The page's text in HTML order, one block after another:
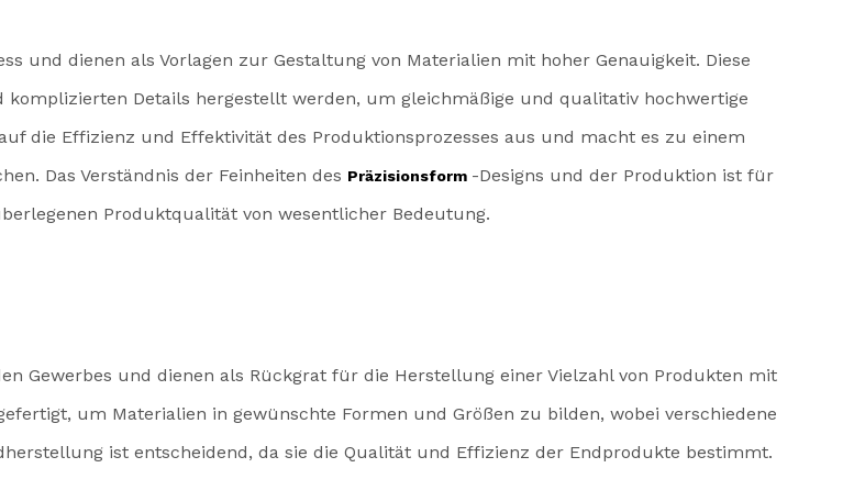
und dienen als Vorlagen zur Gestaltung von Materialien mit hoher Genauigkeit. Diese
Details hergestellt werden, um gleichmäßige und qualitativ hochwertige
die Effizienz und Effektivität des Produktionsprozesses aus und macht es zu einem
Das Verständnis der Feinheiten des Präzisionsform -Designs und der Produktion ist für
Produktqualität von wesentlicher Bedeutung.
Gewerbes und dienen als Rückgrat für die Herstellung einer Vielzahl von Produkten mit
um Materialien in gewünschte Formen und Größen zu bilden, wobei verschiedene
ist entscheidend, da sie die Qualität und Effizienz der Endprodukte bestimmt.